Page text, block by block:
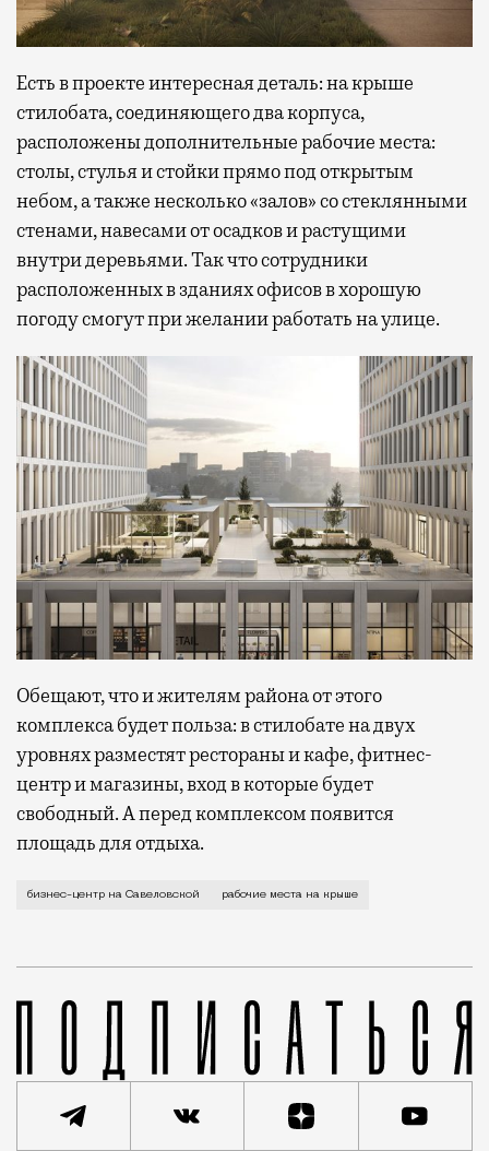
Есть в проекте интересная деталь: на крыше
стилобата, соединяющего два корпуса,
расположены дополнительные рабочие места:
столы, стулья и стойки прямо под открытым
небом, а также несколько «залов» со стеклянными
стенами, навесами от осадков и растущими
внутри деревьями. Так что сотрудники
расположенных в зданиях офисов в хорошую
погоду смогут при желании работать на улице.
Обещают, что и жителям района от этого
комплекса будет польза: в стилобате на двух
уровнях разместят рестораны и кафе, фитнес-
центр и магазины, вход в которые будет
свободный. А перед комплексом появится
площадь для отдыха.
Хочется верить, что для пользования ими не
бизнес-центр на Савеловской рабочие места на крыше